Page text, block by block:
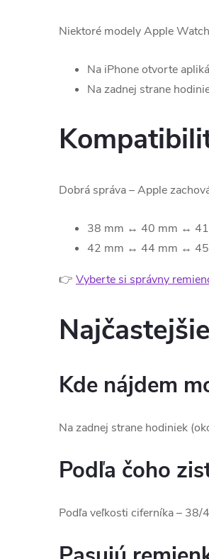
Niektoré modely Apple
Na iPhone otvorte
Na zadnej strane
Dobrá správa – Apple
38 mm ↔ 40 mm ↔
42 mm ↔ 44 mm ↔
👉 Vyberte si správny
Kde nájdem
Na zadnej strane hodiniek
Podľa čoho
Podľa veľkosti ciferníka –